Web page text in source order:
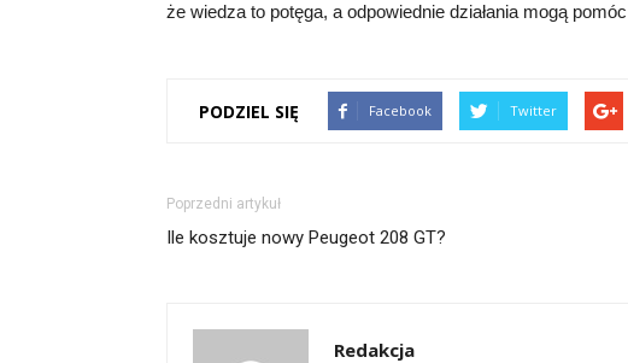
że wiedza to potęga, a odpowiednie działania mogą
PODZIEL SIĘ Facebook Twitter
Poprzedni artykuł
Ile kosztuje nowy Peugeot 208 GT?
Redakcja